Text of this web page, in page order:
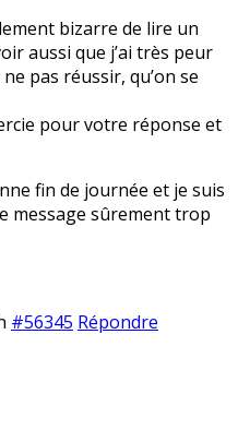
bizarre de lire un
aussi que j’ai très peur
pas réussir, qu’on se
pour votre réponse et
fin de journée et je suis
message sûrement trop
#56345 Répondre